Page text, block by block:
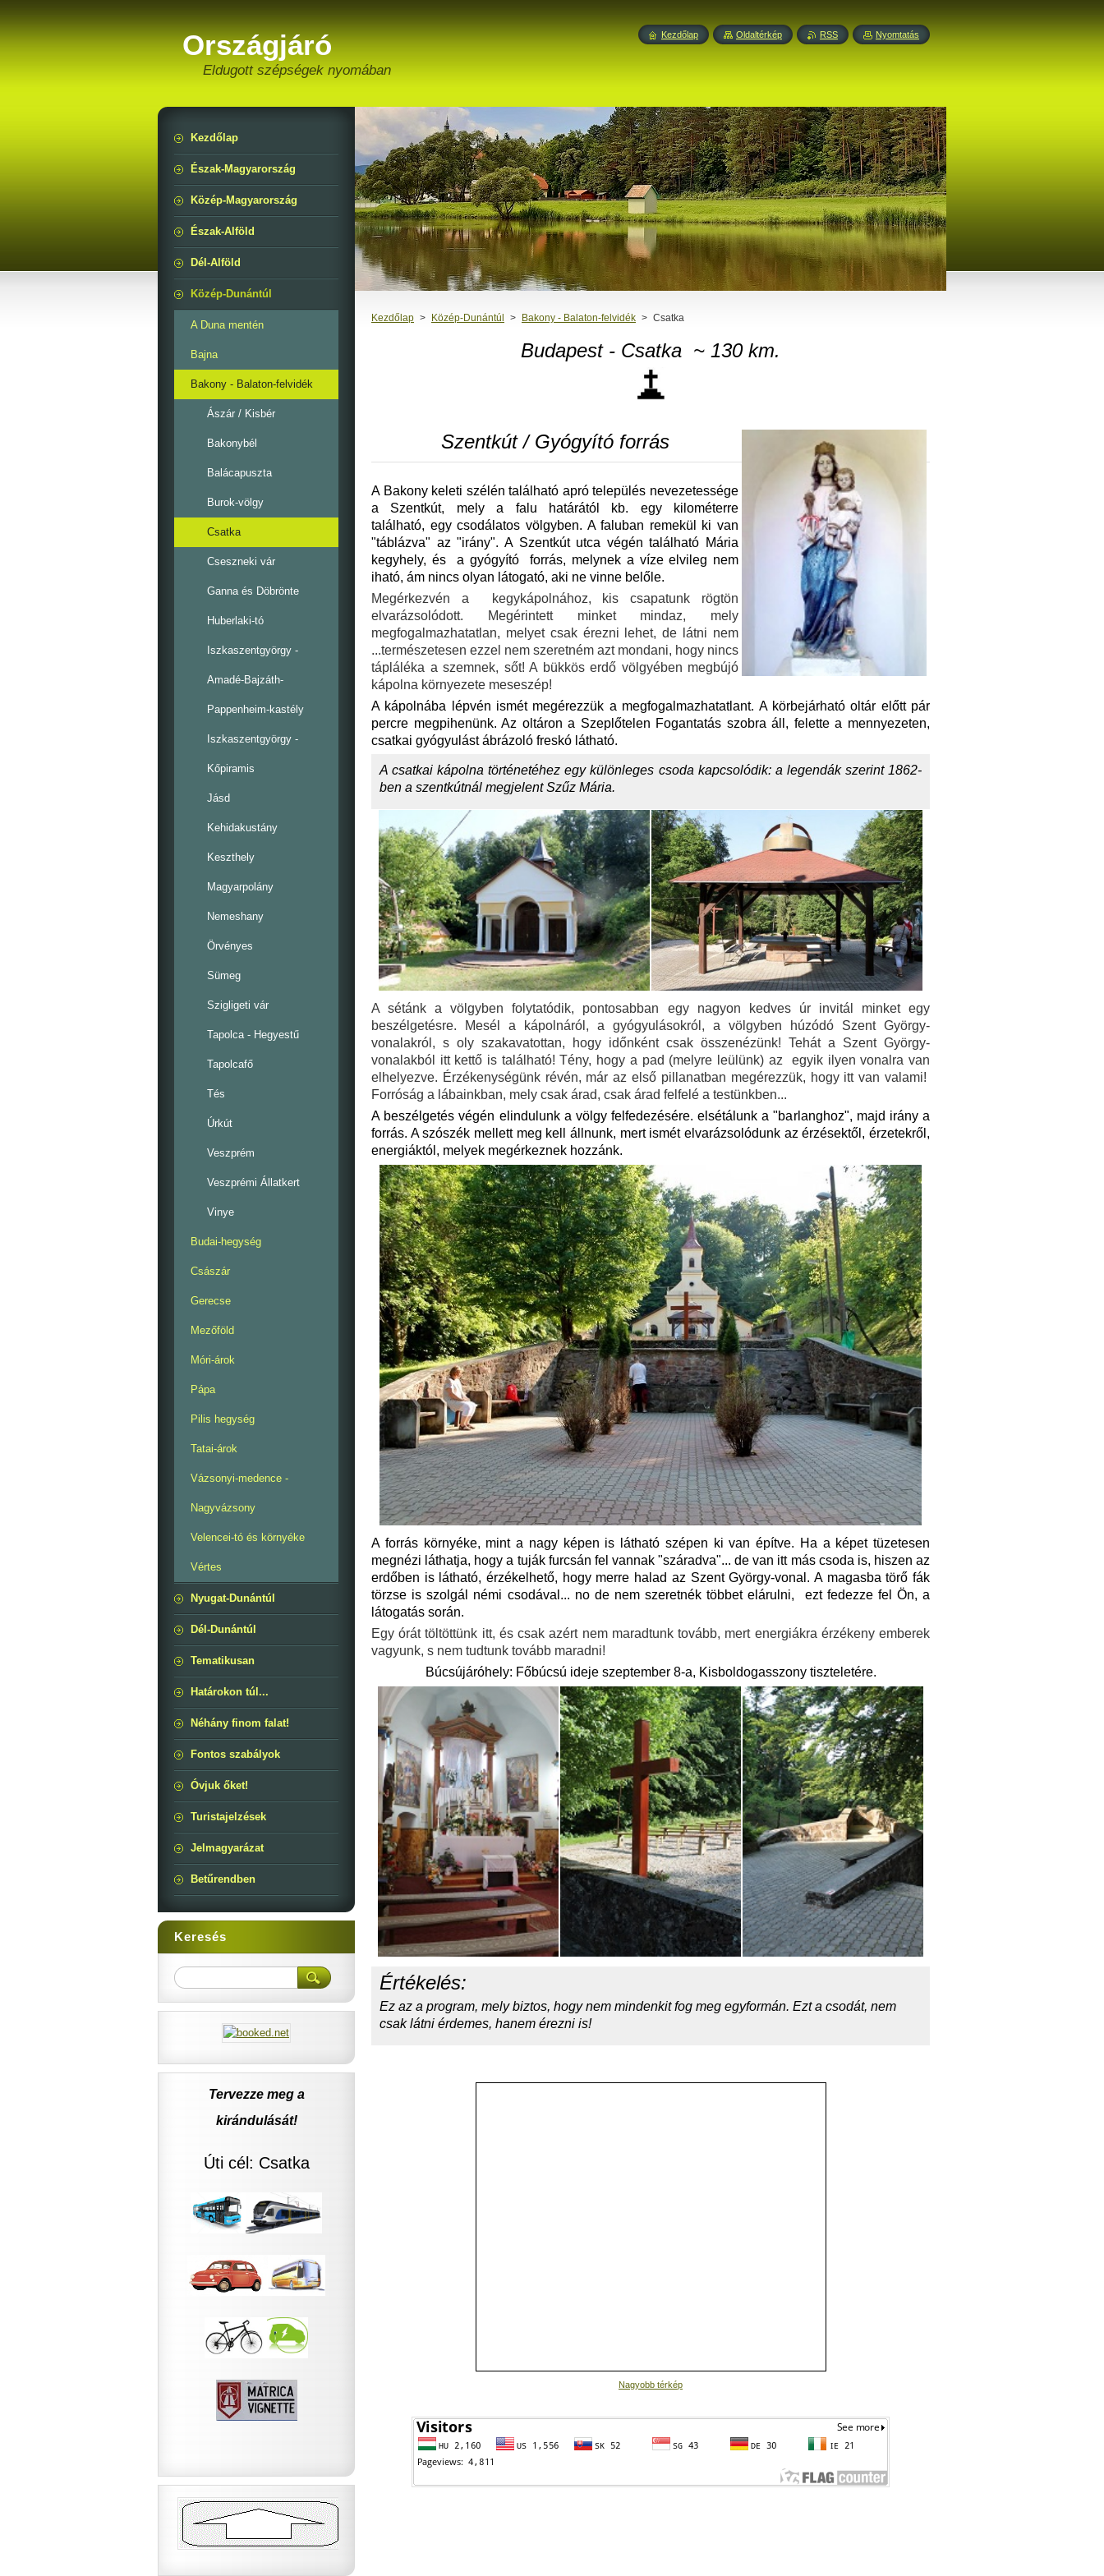
Országjáró
Eldugott szépségek nyomában
Kezdőlap > Közép-Dunántúl > Bakony - Balaton-felvidék > Csatka
Budapest - Csatka ~ 130 km.
Szentkút / Gyógyító forrás
A Bakony keleti szélén található apró település nevezetessége
a Szentkút, mely a falu határától kb. egy kilométerre
található, egy csodálatos völgyben. A faluban remekül ki van
"táblázva" az "irány". A Szentkút utca végén található Mária
kegyhely, és a gyógyító forrás, melynek a víze elvileg nem
iható, ám nincs olyan látogató, aki ne vinne belőle.
Megérkezvén a kegykápolnához, kis csapatunk rögtön
elvarázsolódott. Megérintett minket mindaz, mely
megfogalmazhatatlan, melyet csak érezni lehet, de látni nem
...természetesen ezzel nem szeretném azt mondani, hogy nincs
tápláléka a szemnek, sőt! A bükkös erdő völgyében megbújó
kápolna környezete meseszép!
A kápolnába lépvén ismét megérezzük a megfogalmazhatatlant. A körbejárható oltár előtt pár
percre megpihenünk. Az oltáron a Szeplőtelen Fogantatás szobra áll, felette a mennyezeten,
csatkai gyógyulást ábrázoló freskó látható.
A csatkai kápolna történetéhez egy különleges csoda kapcsolódik: a legendák szerint 1862-
ben a szentkútnál megjelent Szűz Mária.
A sétánk a völgyben folytatódik, pontosabban egy nagyon kedves úr invitál minket egy
beszélgetésre. Mesél a kápolnáról, a gyógyulásokról, a völgyben húzódó Szent György-
vonalakról, s oly szakavatottan, hogy időnként csak összenézünk! Tehát a Szent György-
vonalakból itt kettő is található! Tény, hogy a pad (melyre leülünk) az egyik ilyen vonalra van
elhelyezve. Érzékenységünk révén, már az első pillanatban megérezzük, hogy itt van valami!
Forróság a lábainkban, mely csak árad, csak árad felfelé a testünkben...
A beszélgetés végén elindulunk a völgy felfedezésére. elsétálunk a "barlanghoz", majd irány a
forrás. A szószék mellett meg kell állnunk, mert ismét elvarázsolódunk az érzésektől, érzetekről,
energiáktól, melyek megérkeznek hozzánk.
A forrás környéke, mint a nagy képen is látható szépen ki van építve. Ha a képet tüzetesen
megnézi láthatja, hogy a tuják furcsán fel vannak "száradva"... de van itt más csoda is, hiszen az
erdőben is látható, érzékelhető, hogy merre halad az Szent György-vonal. A magasba törő fák
törzse is szolgál némi csodával... no de nem szeretnék többet elárulni, ezt fedezze fel Ön, a
látogatás során.
Egy órát töltöttünk itt, és csak azért nem maradtunk tovább, mert energiákra érzékeny emberek
vagyunk, s nem tudtunk tovább maradni!
Búcsújáróhely: Főbúcsú ideje szeptember 8-a, Kisboldogasszony tiszteletére.
Értékelés:
Ez az a program, mely biztos, hogy nem mindenkit fog meg egyformán. Ezt a csodát, nem
csak látni érdemes, hanem érezni is!
Nagyobb térkép
Kezdőlap
Észak-Magyarország
Közép-Magyarország
Észak-Alföld
Dél-Alföld
Közép-Dunántúl
A Duna mentén
Bajna
Bakony - Balaton-felvidék
Ászár / Kisbér
Bakonybél
Balácapuszta
Burok-völgy
Csatka
Cseszneki vár
Ganna és Döbrönte
Huberlaki-tó
Iszkaszentgyörgy -
Amadé-Bajzáth-
Pappenheim-kastély
Iszkaszentgyörgy -
Kőpiramis
Jásd
Kehidakustány
Keszthely
Magyarpolány
Nemeshany
Örvényes
Sümeg
Szigligeti vár
Tapolca - Hegyestű
Tapolcafő
Tés
Úrkút
Veszprém
Veszprémi Állatkert
Vinye
Budai-hegység
Császár
Gerecse
Mezőföld
Móri-árok
Pápa
Pilis hegység
Tatai-árok
Vázsonyi-medence -
Nagyvázsony
Velencei-tó és környéke
Vértes
Nyugat-Dunántúl
Dél-Dunántúl
Tematikusan
Határokon túl...
Néhány finom falat!
Fontos szabályok
Óvjuk őket!
Turistajelzések
Jelmagyarázat
Betűrendben
Keresés
Tervezze meg a
kirándulását!
Úti cél: Csatka
Kezdőlap Oldaltérkép RSS Nyomtatás